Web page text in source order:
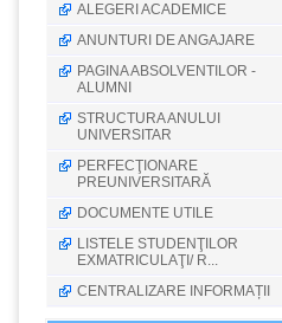
ALEGERI ACADEMICE
ANUNTURI DE ANGAJARE
PAGINA ABSOLVENTILOR -
ALUMNI
STRUCTURA ANULUI
UNIVERSITAR
PERFECŢIONARE
PREUNIVERSITARĂ
DOCUMENTE UTILE
LISTELE STUDENŢILOR
EXMATRICULAŢI/ R...
CENTRALIZARE INFORMAȚII